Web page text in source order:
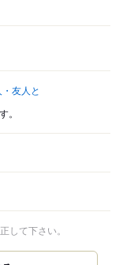
友人と
。
して下さい。